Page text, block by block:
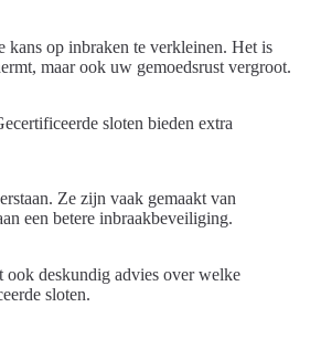
kans op inbraken te verkleinen. Het is
maar ook uw gemoedsrust vergroot.
sloten bieden extra
Ze zijn vaak gemaakt van
een betere inbraakbeveiliging.
ook deskundig advies over welke
sloten.